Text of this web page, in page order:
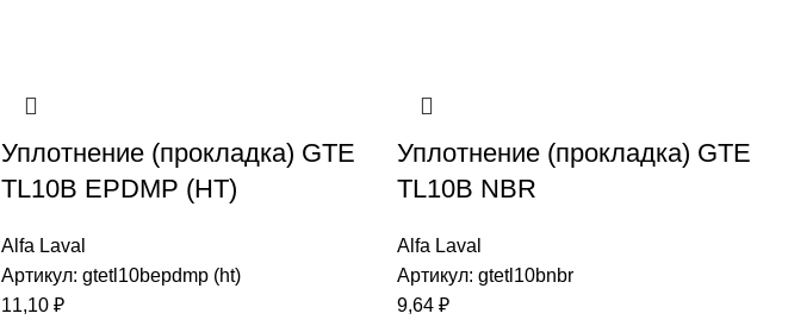
Уплотнение (прокладка) GTE
TL10B EPDMP (HT)
Alfa Laval
Артикул: gtetl10bepdmp (ht)
11,10 ₽
Уплотнение (прокладка) GTE
TL10B NBR
Alfa Laval
Артикул:gtetl10bnbr
9,64₽